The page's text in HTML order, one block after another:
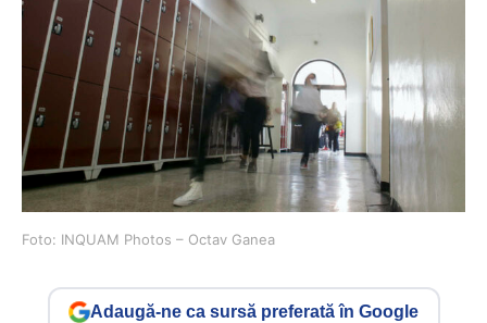
Foto: INQUAM Photos – Octav Ganea
Adaugă-ne ca sursă preferată în Google